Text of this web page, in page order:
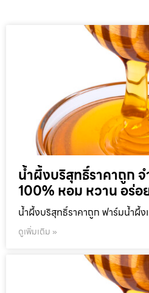
น้ำผึ้งบริสุทธิ์ราคาถูก
100% หอม หวาน อร่อ
น้ำผึ้งบริสุทธิ์ราคาถูก ฟาร์มน้ำผึ้ง
ดูเพิ่มเติม »